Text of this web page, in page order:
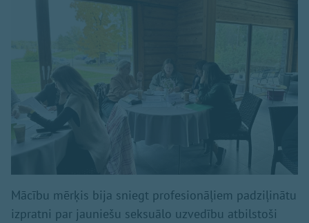
Mācību mērķis bija sniegt profesionāļiem padziļinātu
izpratni par jauniešu seksuālo uzvedību atbilstoši